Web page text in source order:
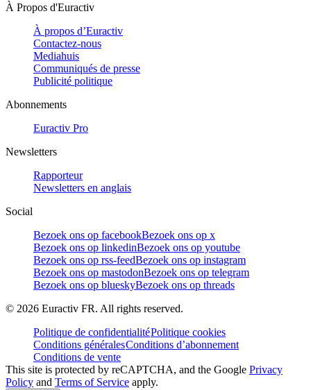
À Propos d'Euractiv
À propos d’Euractiv
Contactez-nous
Mediahuis
Communiqués de presse
Publicité politique
Abonnements
Euractiv Pro
Newsletters
Rapporteur
Newsletters en anglais
Social
Bezoek ons op facebookBezoek ons op x
Bezoek ons op linkedinBezoek ons op youtube
Bezoek ons op rss-feedBezoek ons op instagram
Bezoek ons op mastodonBezoek ons op telegram
Bezoek ons op blueskyBezoek ons op threads
© 2026 Euractiv FR. All rights reserved.
Politique de confidentialitéPolitique cookies
Conditions généralesConditions d’abonnement
Conditions de vente
This site is protected by reCAPTCHA, and the Google Privacy
Policy and Terms of Service apply.